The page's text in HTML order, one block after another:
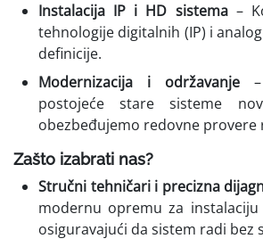
Instalacija IP i HD sistema–
tehnologije digitalnih (IP) i
definicije.
Modernizacija i održavanje –
postojeće stare sisteme
obezbeđujemo redovne provere
Zašto izabrati nas?
Stručni tehničari i precizna
modernu opremu za
osiguravajući da sistem radi bez